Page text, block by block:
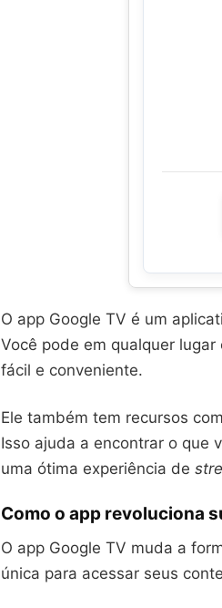
O app Google TV é um
Você pode em qualquer
fácil e conveniente.
Ele também tem recursos
Isso ajuda a encontrar o que
uma ótima experiência de
Como o app revoluciona
O app Google TV muda a
única para acessar seus